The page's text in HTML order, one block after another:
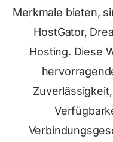
Merkmale bieten,
HostGator,
Hosting. Diese